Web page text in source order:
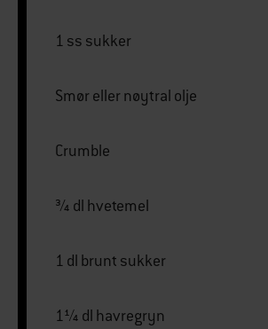
1 ss sukker
Smør eller nøytral olje
Crumble
¾ dl hvetemel
1 dl brunt sukker
1¼ dl havregryn